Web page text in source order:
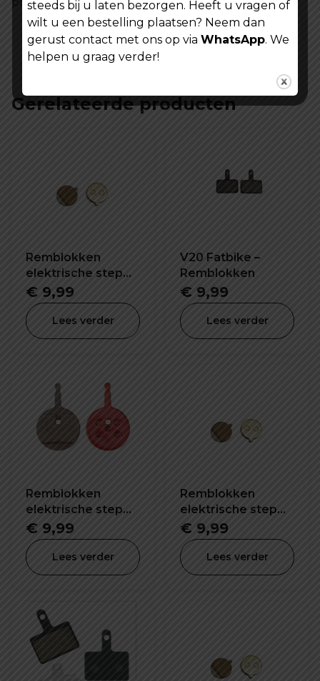
Gerelateerde producten
Remblokken
elektrische step
X6 pro 1 paar
€ 9,99
Lees verder
V20 Fatbike –
Remblokken
€ 9,99
Lees verder
Remblokken
elektrische step
S5 1 paar
€ 9,99
Lees verder
Remblokken
elektrische step
X4 1 paar
€ 9,99
Lees verder
steeds bij u laten bezorgen. Heeft u vragen of
wilt u een bestelling plaatsen? Neem dan
gerust contact met ons op via WhatsApp. We
helpen u graag verder!